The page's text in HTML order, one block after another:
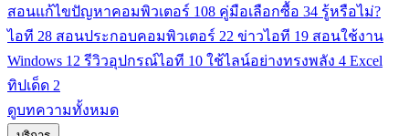
สอนแก้ไขปัญหาคอมพิวเตอร์ 108 คู่มือเลือกซื้อ 34 รู้หรือไม่?
ไอที 28 สอนประกอบคอมพิวเตอร์ 22 ข่าวไอที 19 สอนใช้งาน
Windows 12 รีวิวอุปกรณ์ไอที 10 ใช้ไลน์อย่างทรงพลัง 4 Excel
ทิปเด็ด 2
ดูบทความทั้งหมด